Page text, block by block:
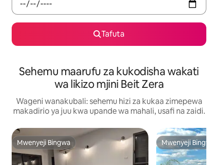
Tafuta
Sehemu maarufu za kukodisha wakati
wa likizo mjini Beit Zera
Wageni wanakubali: sehemu hizi za kukaa zimepewa
makadirio ya juu kwa upande wa mahali, usafi na zaidi.
Mwenyeji Bingwa
Mwenyeji Bingwa Mwenyeji Bingwa
Mwenyeji Bingwa